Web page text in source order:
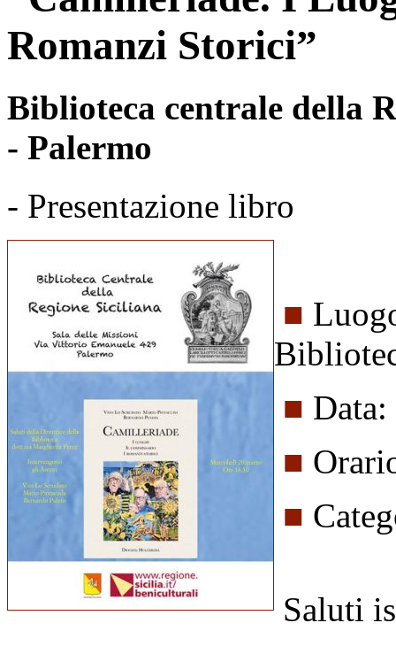
Romanzi Storici”
Biblioteca centrale della
- Palermo
- Presentazione libro
■
■
■
■
Saluti